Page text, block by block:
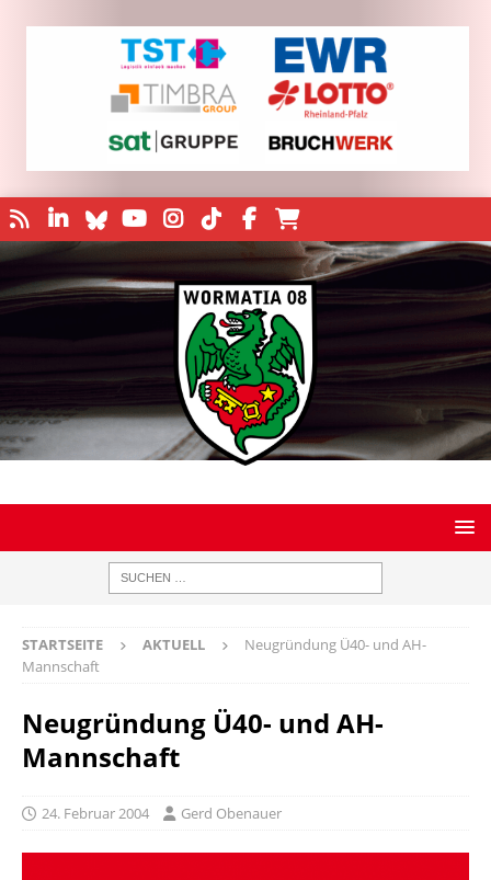
STARTSEITE AKTUELL
Neugründung Ü40- und AH-
Mannschaft
Neugründung Ü40- und AH-
Mannschaft
24. Februar 2004 Gerd Obenauer